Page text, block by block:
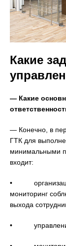
Какие
— Какие
— Конечно, в
ГТК для
минимальными
входит:
• организация
мониторинг
выхода
• управление